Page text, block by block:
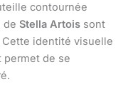
contournée
de Stella Artois sont
identité visuelle
permet de se